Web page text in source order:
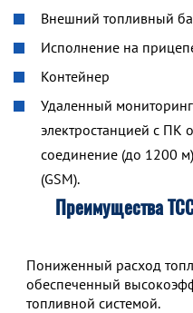
Внешний топливный
Исполнение на
Контейнер
Удаленный
электростанцией с ПК
соединение (до 1200
(GSM).
Преимущества
Пониженный расход
обеспеченный
топливной системой.